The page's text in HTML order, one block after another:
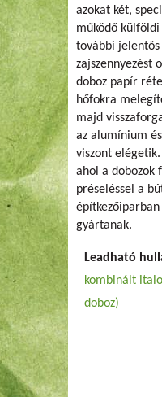
azokat két,
működő
további
zajszennyezést
doboz papír
hőfokra
majd
az alumínium
viszont
ahol a dobozok
préseléssel a
gyártanak.
Leadható
kombinált
doboz)